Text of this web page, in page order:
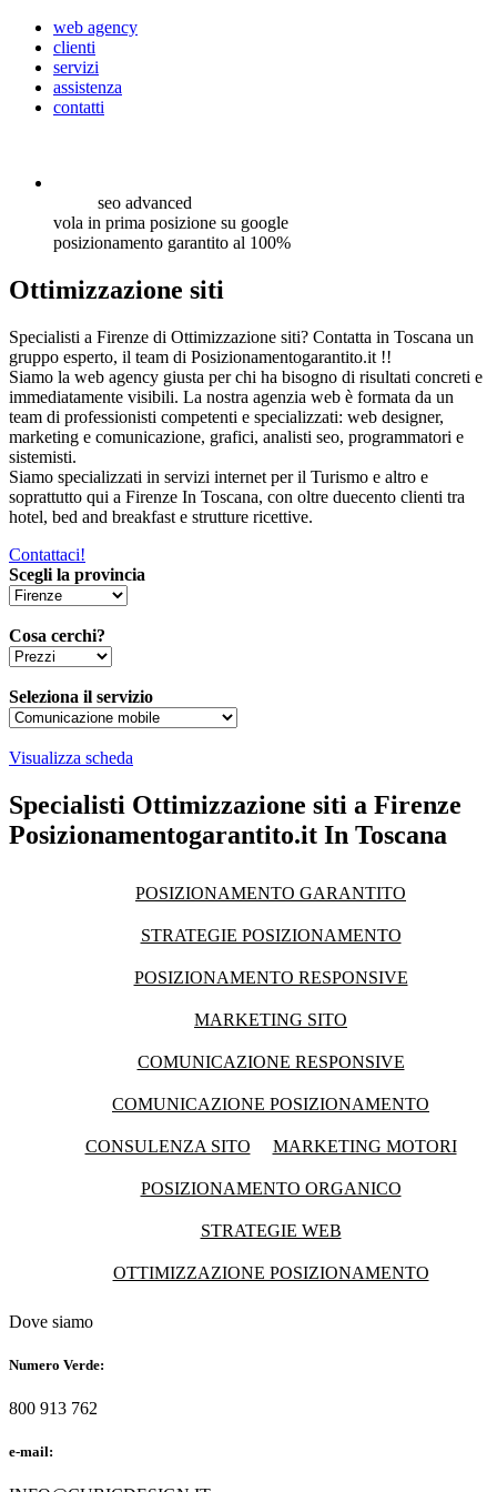
web agency
clienti
servizi
assistenza
contatti
seo advanced
vola in prima posizione su google
posizionamento garantito al 100%
Ottimizzazione siti
Specialisti a Firenze di Ottimizzazione siti? Contatta in Toscana un
gruppo esperto, il team di Posizionamentogarantito.it !!
Siamo la web agency giusta per chi ha bisogno di risultati concreti e
immediatamente visibili. La nostra agenzia web è formata da un
team di professionisti competenti e specializzati: web designer,
marketing e comunicazione, grafici, analisti seo, programmatori e
sistemisti.
Siamo specializzati in servizi internet per il Turismo e altro e
soprattutto qui a Firenze In Toscana, con oltre duecento clienti tra
hotel, bed and breakfast e strutture ricettive.
Contattaci!
Scegli la provincia
Cosa cerchi?
Seleziona il servizio
Visualizza scheda
Specialisti Ottimizzazione siti a Firenze
Posizionamentogarantito.it In Toscana
POSIZIONAMENTO GARANTITO
STRATEGIE POSIZIONAMENTO
POSIZIONAMENTO RESPONSIVE
MARKETING SITO
COMUNICAZIONE RESPONSIVE
COMUNICAZIONE POSIZIONAMENTO
CONSULENZA SITO MARKETING MOTORI
POSIZIONAMENTO ORGANICO
STRATEGIE WEB
OTTIMIZZAZIONE POSIZIONAMENTO
Dove siamo
Numero Verde:
800 913 762
e-mail: